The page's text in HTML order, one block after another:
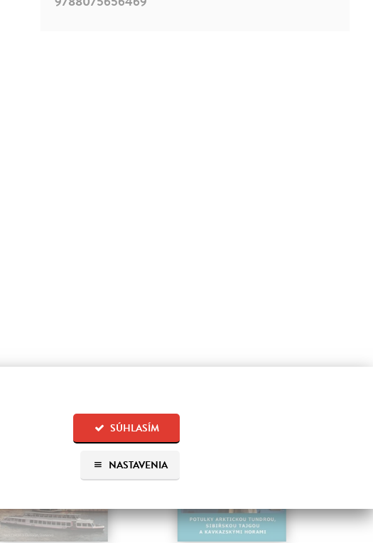
SÚHLASÍM
NASTAVENIA
na sklade